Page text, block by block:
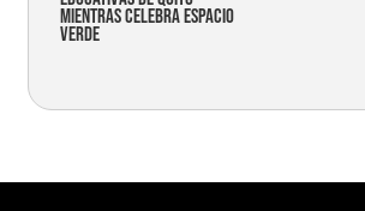
mientras celebra espacio
verde